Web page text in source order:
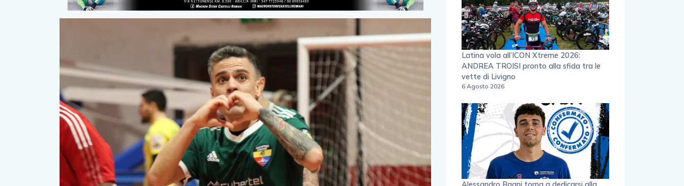
Latina vola all’ICON Xtreme 2026:
ANDREA TROISI pronto alla sfida tra le
vette di Livigno
6 Agosto 2026